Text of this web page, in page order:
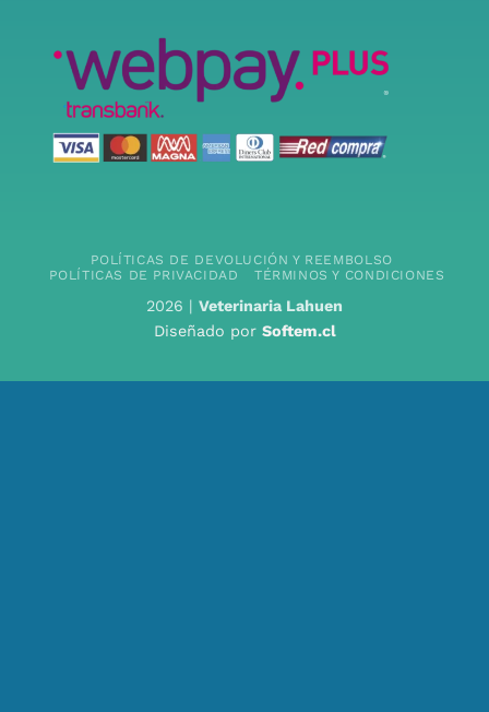
POLÍTICAS DE DEVOLUCIÓN Y REEMBOLSO
POLÍTICAS DE PRIVACIDAD
TÉRMINOS Y CONDICIONES
2026 | Veterinaria Lahuen
Diseñado por Softem.cl